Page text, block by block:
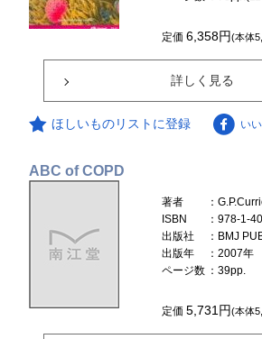
定価6,358円(本体
詳しく見る
ほしいものリストに登録 い
ABC of COPD
著者
：
ISBN
：978-1-
出版社
：BMJ
出版年
：2007年
ページ数 ：39pp.
定価5,731円(本体